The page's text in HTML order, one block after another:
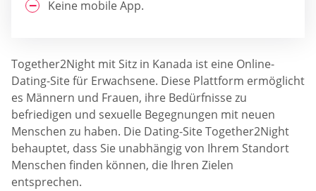
Keine mobile App.
Together2Night mit Sitz in Kanada ist eine Online-
Dating-Site für Erwachsene. Diese Plattform ermöglicht
es Männern und Frauen, ihre Bedürfnisse zu
befriedigen und sexuelle Begegnungen mit neuen
Menschen zu haben. Die Dating-Site Together2Night
behauptet, dass Sie unabhängig von Ihrem Standort
Menschen finden können, die Ihren Zielen
entsprechen.